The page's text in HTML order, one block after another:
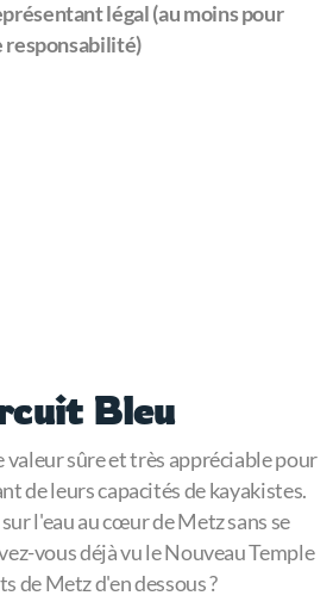
légal (au moins pour
responsabilité)
Bleu
valeur sûre et très appréciable pour
de leurs capacités de kayakistes.
l'eau au cœur de Metz sans se
vous déjà vu le Nouveau Temple
de Metz d'en dessous ?